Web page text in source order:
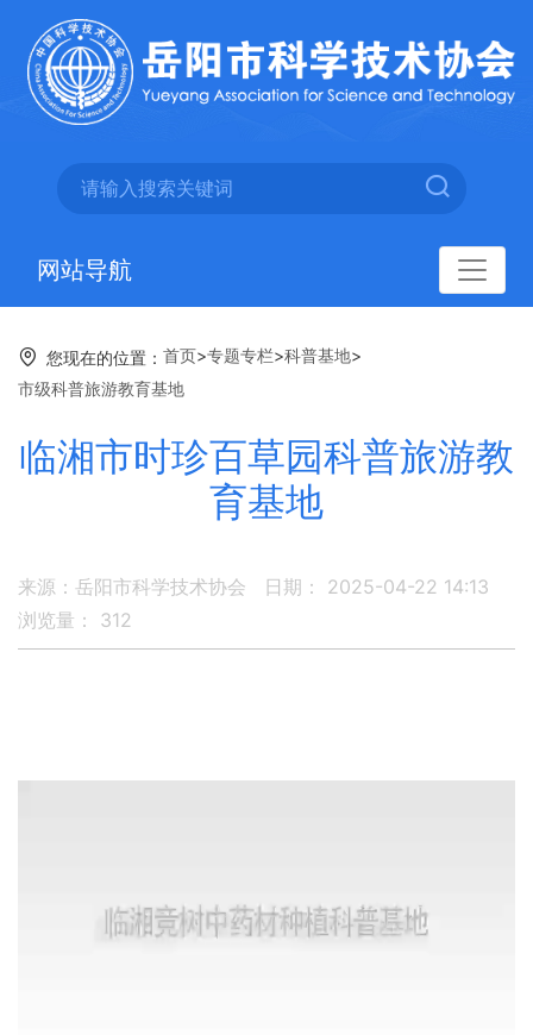
网站导航
您现在的位置： 首页>专题专栏>科普基地>
市级科普旅游教育基地
临湘市时珍百草园科普旅游教
育基地
来源：岳阳市科学技术协会
日期： 2025-04-22 14:13
浏览量： 312